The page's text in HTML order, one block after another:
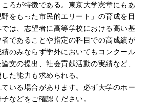
ころが特徴である。東京大学憲章にもあ
をもった市民的エリート」の育成を目
は、志望者に高等学校における高い基
であることや指定の科目での高成績が
のみならず学外においてもコンクール
文の提出、社会貢献活動の実績など、
た能力も求められる。
いる場合があります。必ず大学のホー
などをご確認ください。